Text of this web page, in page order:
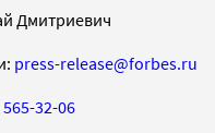
Дмитриевич
press-release@forbes.ru
32-06